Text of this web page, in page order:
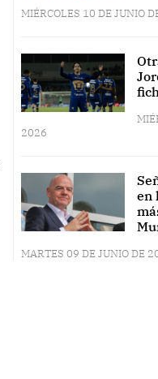
MIÉRCOLES 10 DE JUNIO
2026
en
MARTES 09 DE JUNIO DE